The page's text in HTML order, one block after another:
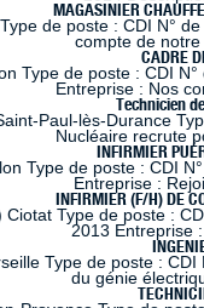
MAGASINIER
de poste : CDI
compte de
CADRE
Type de poste : CDI
Entreprise : Nos
Technicien
Paul-lès-Durance
Nucléaire recrute
INFIRMIER
Type de poste :
Entreprise :
INFIRMIER (F/H) DE
Type de poste :
2013 Entreprise
Type de poste :
du génie